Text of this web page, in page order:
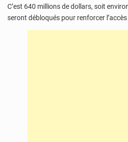
C’est 640 millions de dollars, soit
seront débloqués pour renforcer l’accès